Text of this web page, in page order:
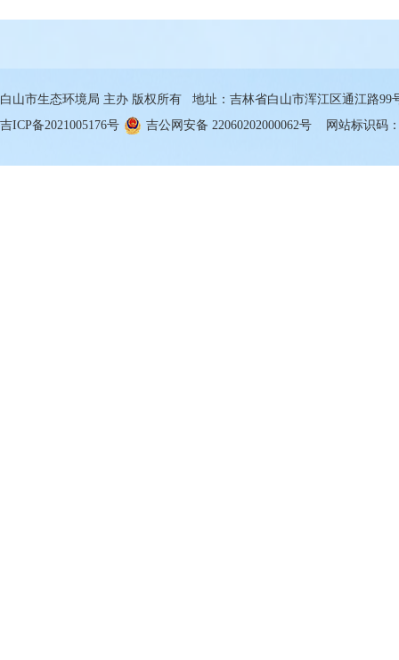
白山市生态环境局 主办 版权所有 地址：吉林省白山市浑江区通江路99
吉ICP备2021005176号
吉公网安备 22060202000062号 网站标识码